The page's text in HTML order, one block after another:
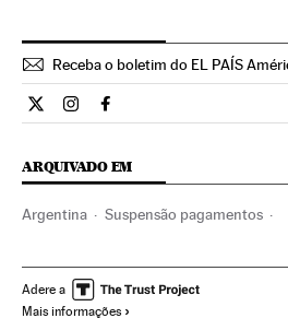
Receba o boletim do EL PAÍS
Economia El País Brasil en Twitter
Economia El País Brasil en
Economia El País Brasil
ARQUIVADO EM
Argentina Suspensão pagamentos
América do Sul América Latina
Adere a
Mais informações